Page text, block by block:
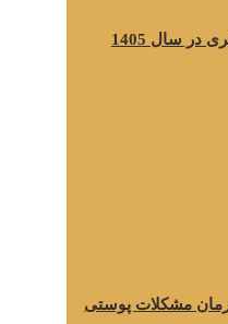
سال 1405
مشکلات پوستی